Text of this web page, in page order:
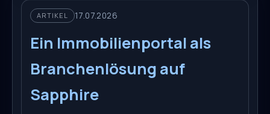
ARTIKEL 17.07.2026
Ein Immobilienportal als
Branchenlösung auf
Sapphire